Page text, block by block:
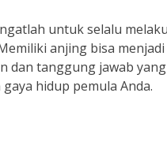
untuk selalu
anjing bisa
tanggung jawab yang
hidup pemula Anda.